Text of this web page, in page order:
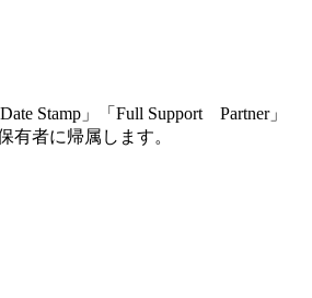
Stamp」「Full Support Partner」
者に帰属します。